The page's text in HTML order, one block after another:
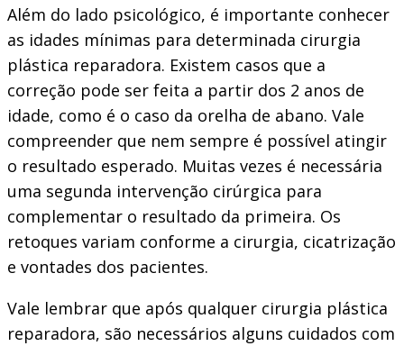
Além do lado psicológico, é importante conhecer
as idades mínimas para determinada cirurgia
plástica reparadora. Existem casos que a
correção pode ser feita a partir dos 2 anos de
idade, como é o caso da orelha de abano. Vale
compreender que nem sempre é possível atingir
o resultado esperado. Muitas vezes é necessária
uma segunda intervenção cirúrgica para
complementar o resultado da primeira. Os
retoques variam conforme a cirurgia, cicatrização
e vontades dos pacientes.
Vale lembrar que após qualquer cirurgia plástica
reparadora, são necessários alguns cuidados com